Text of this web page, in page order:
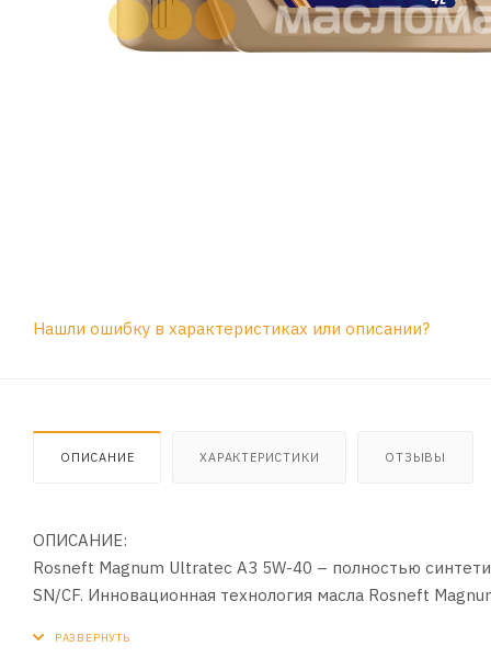
Нашли ошибку в характеристиках или описании?
ОПИСАНИЕ ХАРАКТЕРИСТИКИ ОТЗЫВЫ
ОПИСАНИЕ:
Rosneft Magnum Ultratec A3 5W-40 – полностью
SN/CF. Инновационная технология масла Rosneft